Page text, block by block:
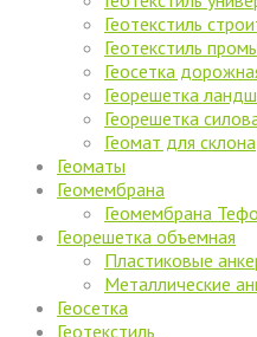
Геотекстиль
Геотекстиль
Геосетка
Георешетка
Георешетка
Геомат для склона
Геоматы
Геомембрана
Геомембрана
Георешетка объемная
Пластиковые
Металлические
Геосетка
Геотекстиль